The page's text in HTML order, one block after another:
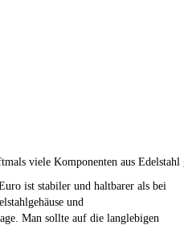
viele Komponenten aus
ist stabiler und haltbarer als bei
und
Man sollte auf die langlebigen